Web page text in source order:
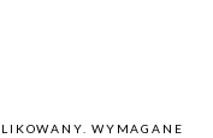
WYMAGANE